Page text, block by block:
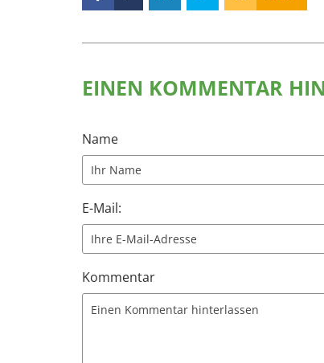
EINEN KOMMENTAR
Name
E-Mail:
Kommentar